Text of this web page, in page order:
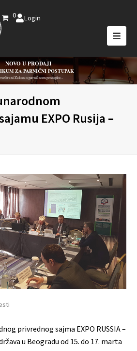
0 Login
NOVO U PRODAJI
ZA PARNIČNI POSTUPAK
Zakon o parničnom postupku -
EXPO Rusija –
privrednog sajma EXPO RUSSIA –
u Beogradu od 15. do 17. marta